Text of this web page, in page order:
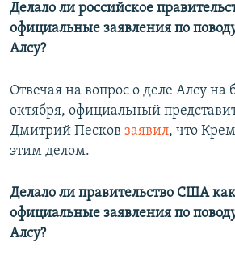
Делало ли российское
официальные заявления по
Алсу?
Отвечая на вопрос о деле Алсу на
октября, официальный
Дмитрий Песков заявил, что
этим делом.
Делало ли правительство США
официальные заявления по
Алсу?